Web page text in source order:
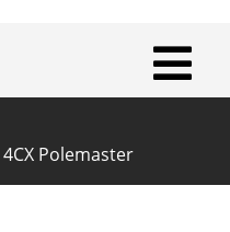
4CX Polemaster